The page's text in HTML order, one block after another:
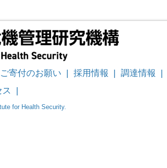
ご寄付のお願い | 採用情報 | 調達情報 |
|
for Health Security.